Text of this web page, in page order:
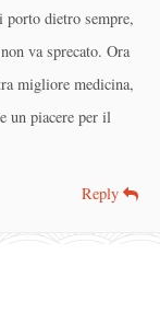
porto dietro sempre,
va sprecato. Ora
migliore medicina,
un piacere per il
Reply